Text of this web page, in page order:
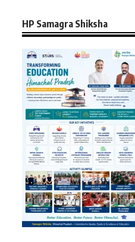
HP Samagra Shiksha